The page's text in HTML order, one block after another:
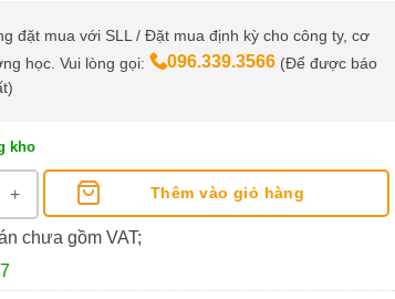
đặt mua với SLL / Đặt mua định kỳ cho công ty, cơ
học. Vui lòng gọi:
096.339.3566 (Để được báo
kho
Bằng Nhựa Dẻo 83x135mm số lượng
Thêm vào giỏ hàng
chưa gồm VAT;